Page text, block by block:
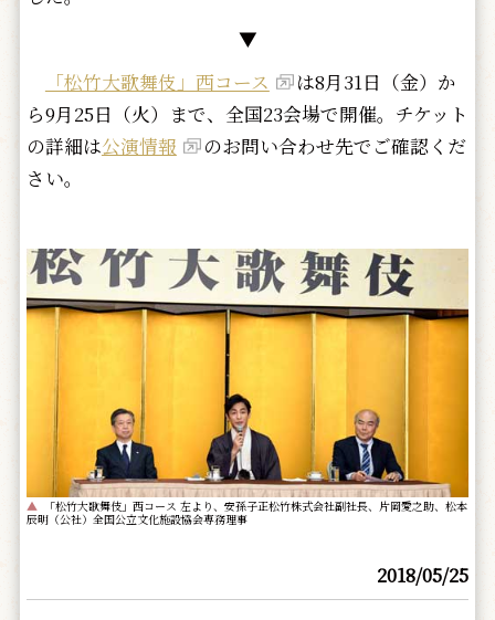
▼
「松竹大歌舞伎」西コース
は8月31日（金）か
ら9月25日（火）まで、全国23会場で開催。チケット
の詳細は公演情報
のお問い合わせ先でご確認くだ
さい。
▲「松竹大歌舞伎」西コース 左より、安孫子正松竹株式会社副社長、片岡愛之助、松本
辰明（公社）全国公立文化施設協会専務理事
2018/05/25